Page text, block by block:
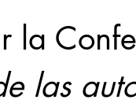
la
las